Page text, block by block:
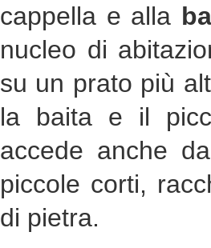
cappella e alla
nucleo di
su un prato più
la baita e il
accede anche
piccole corti,
di pietra.